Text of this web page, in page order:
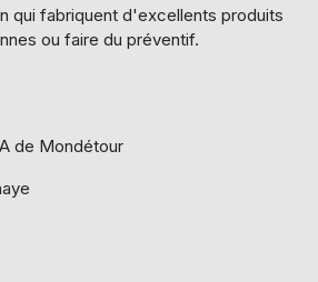
qui​ fabriquent d'excellents produits
ou faire du préventif.
de Mondétour